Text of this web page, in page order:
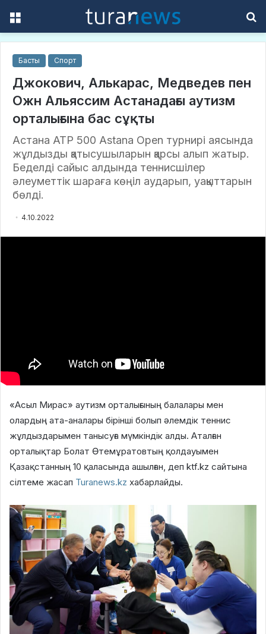
Басты Спорт
Джокович, Алькарас, Медведев пен
Ожн Альяссим Астанадағы аутизм
орталығына бас сұқты
Астана ATP 500 Astana Open турнирі аясында
жұлдызды қатысушыларын қарсы алып жатыр.
Беделді сайыс алдында теннисшілер
әлеуметтік шараға көңіл аударып, уақыттарын
бөлді.
4.10.2022
«Асыл Мирас» аутизм орталығының балалары мен
олардың ата-аналары бірінші болып әлемдік теннис
жұлдыздарымен танысуға мүмкіндік алды. Аталған
орталықтар Болат Өтемұратовтың қолдауымен
Қазақстанның 10 қаласында ашылған, деп ktf.kz сайтына
сілтеме жасап Turanews.kz хабарлайды.